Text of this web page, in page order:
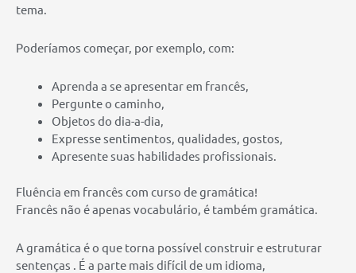
tema.
Poderíamos começar, por exemplo, com:
Aprenda a se apresentar em francês,
Pergunte o caminho,
Objetos do dia-a-dia,
Expresse sentimentos, qualidades, gostos,
Apresente suas habilidades profissionais.
Fluência em francês com curso de gramática!
Francês não é apenas vocabulário, é também gramática.
A gramática é o que torna possível construir e estruturar
sentenças . É a parte mais difícil de um idioma,